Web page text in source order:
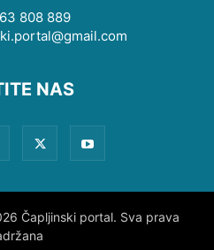
808 889
NAS
Čapljinski portal. Sva prava